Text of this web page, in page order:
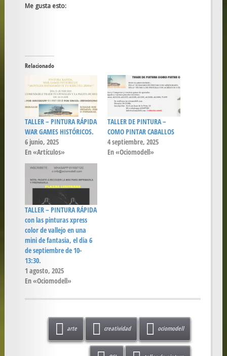
Me gusta esto:
Relacionado
TALLER – PINTURA RÁPIDA
WAR GAMES HISTÓRICOS.
6 junio, 2025
En «Artículos»
TALLER DE PINTURA –
COMO PINTAR CABALLOS
4 septiembre, 2025
En «Ociomodell»
TALLER – PINTURA RÁPIDA
con las pinturas xpress
color de vallejo en una
mini de fantasia, el dia 6
de septiembre de 10-
13:30.
1 agosto, 2025
En «Ociomodell»
arte creatividad ociomodell